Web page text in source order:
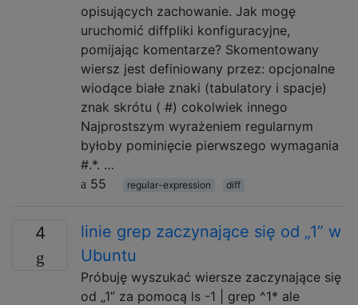
opisujących zachowanie. Jak mogę
uruchomić diffpliki konfiguracyjne,
pomijając komentarze? Skomentowany
wiersz jest definiowany przez: opcjonalne
wiodące białe znaki (tabulatory i spacje)
znak skrótu ( #) cokolwiek innego
Najprostszym wyrażeniem regularnym
byłoby pominięcie pierwszego wymagania
#.*. …
55
regular-expression diff
4
linie grep zaczynające się od „1” w
Ubuntu
Próbuję wyszukać wiersze zaczynające się
od „1” za pomocą ls -1 | grep ^1* ale